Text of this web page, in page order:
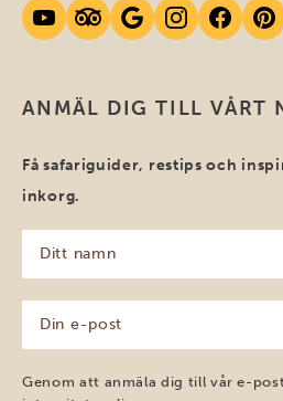
ANMÄL DIG TILL VÅRT
Få safariguider, restips och
inkorg.
namn
(Obligatoriskt)
post
(Obligatoriskt)
Genom att anmäla dig till vår e-